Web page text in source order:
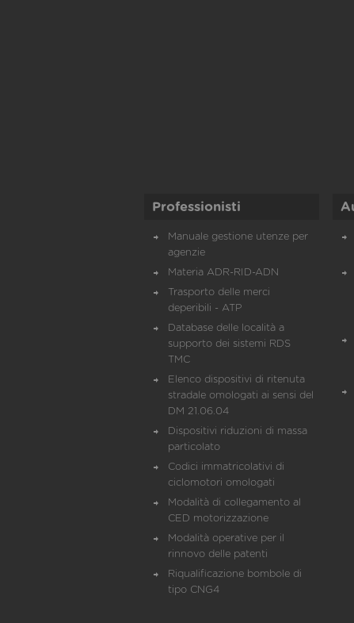
Professionisti
Manuale gestione utenze per
agenzie
Materia ADR-RID-ADN
Trasporto delle merci
deperibili - ATP
Database delle località a
supporto dei sistemi RDS
TMC
Elenco dispositivi di ritenuta
stradale omologati ai sensi del
DM 21.06.04
Dispositivi riduzioni di massa
particolato
Codici immatricolativi di
ciclomotori omologati
Modalità di collegamento al
CED motorizzazione
Modalità operative per il
rinnovo delle patenti
Riqualificazione bombole di
tipo CNG4